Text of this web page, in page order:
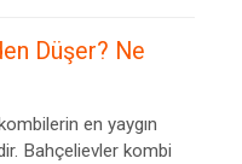
Düşer? Ne
en yaygın
Bahçelievler kombi